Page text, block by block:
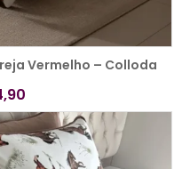
Vermelho – Colloda